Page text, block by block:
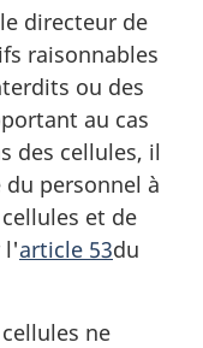
directeur de
raisonnables
ou des
au cas
des cellules, il
personnel à
et de
l'article 53du
ne